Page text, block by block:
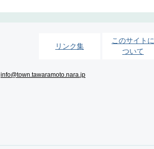
リンク集
このサイトに
ついて
info@town.tawaramoto.nara.jp